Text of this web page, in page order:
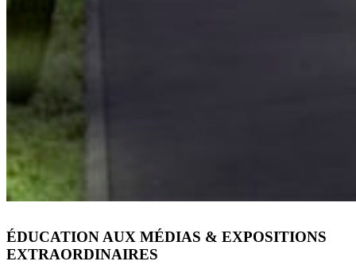
ÉDUCATION AUX MÉDIAS & EXPOSITIONS
EXTRAORDINAIRES